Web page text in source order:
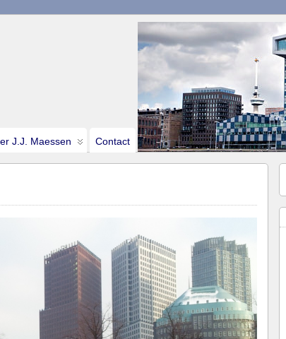
J.J. Maessen Contact